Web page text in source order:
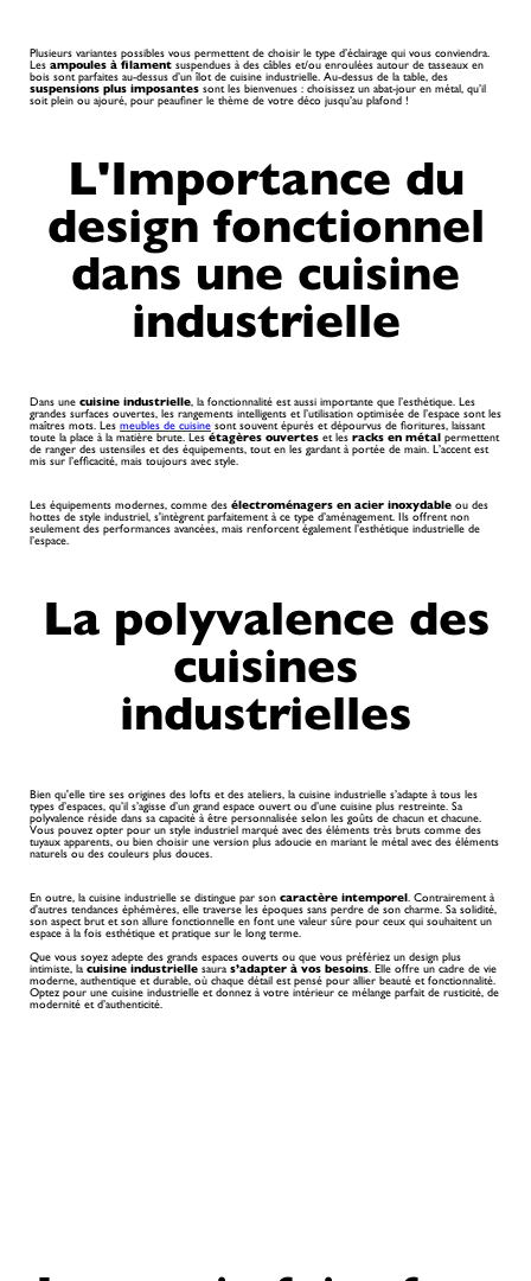
Plusieurs variantes possibles vous permettent de choisir le type d’éclairage qui vous conviendra.
Les ampoules à filament suspendues à des câbles et/ou enroulées autour de tasseaux en
bois sont parfaites au-dessus d’un îlot de cuisine industrielle. Au-dessus de la table, des
suspensions plus imposantes sont les bienvenues : choisissez un abat-jour en métal, qu’il
soit plein ou ajouré, pour peaufiner le thème de votre déco jusqu’au plafond !
L'Importance du
design fonctionnel
dans une cuisine
industrielle
Dans une cuisine industrielle , la fonctionnalité est aussi importante que l’esthétique. Les
grandes surfaces ouvertes, les rangements intelligents et l’utilisation optimisée de l’espace sont les
maîtres mots. Les meubles de cuisine sont souvent épurés et dépourvus de fioritures, laissant
toute la place à la matière brute. Les étagères ouvertes et les racks en métal permettent
de ranger des ustensiles et des équipements, tout en les gardant à portée de main. L’accent est
mis sur l’efficacité, mais toujours avec style.
Les équipements modernes, comme des électroménagers en acier inoxydable ou des
hottes de style industriel, s'intègrent parfaitement à ce type d’aménagement. Ils offrent non
seulement des performances avancées, mais renforcent également l’esthétique industrielle de
l’espace.
La polyvalence des
cuisines
industrielles
Bien qu'elle tire ses origines des lofts et des ateliers, la cuisine industrielle s’adapte à tous les
types d’espaces, qu’il s’agisse d’un grand espace ouvert ou d’une cuisine plus restreinte. Sa
polyvalence réside dans sa capacité à être personnalisée selon les goûts de chacun et chacune.
Vous pouvez opter pour un style industriel marqué avec des éléments très bruts comme des
tuyaux apparents, ou bien choisir une version plus adoucie en mariant le métal avec des éléments
naturels ou des couleurs plus douces.
En outre, la cuisine industrielle se distingue par son caractère intemporel . Contrairement à
d'autres tendances éphémères, elle traverse les époques sans perdre de son charme. Sa solidité,
son aspect brut et son allure fonctionnelle en font une valeur sûre pour ceux qui souhaitent un
espace à la fois esthétique et pratique sur le long terme.
Que vous soyez adepte des grands espaces ouverts ou que vous préfériez un design plus
intimiste, la cuisine industrielle saura s’adapter à vos besoins . Elle offre un cadre de vie
moderne, authentique et durable, où chaque détail est pensé pour allier beauté et fonctionnalité.
Optez pour une cuisine industrielle et donnez à votre intérieur ce mélange parfait de rusticité, de
modernité et d’authenticité.